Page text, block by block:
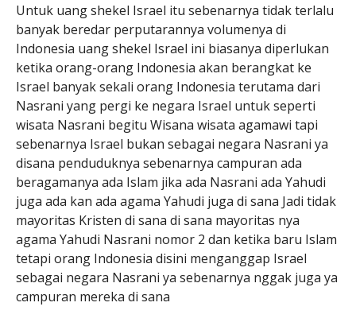
Untuk uang shekel Israel itu sebenarnya tidak terlalu
banyak beredar perputarannya volumenya di
Indonesia uang shekel Israel ini biasanya diperlukan
ketika orang-orang Indonesia akan berangkat ke
Israel banyak sekali orang Indonesia terutama dari
Nasrani yang pergi ke negara Israel untuk seperti
wisata Nasrani begitu Wisana wisata agamawi tapi
sebenarnya Israel bukan sebagai negara Nasrani ya
disana penduduknya sebenarnya campuran ada
beragamanya ada Islam jika ada Nasrani ada Yahudi
juga ada kan ada agama Yahudi juga di sana Jadi tidak
mayoritas Kristen di sana di sana mayoritas nya
agama Yahudi Nasrani nomor 2 dan ketika baru Islam
tetapi orang Indonesia disini menganggap Israel
sebagai negara Nasrani ya sebenarnya nggak juga ya
campuran mereka di sana